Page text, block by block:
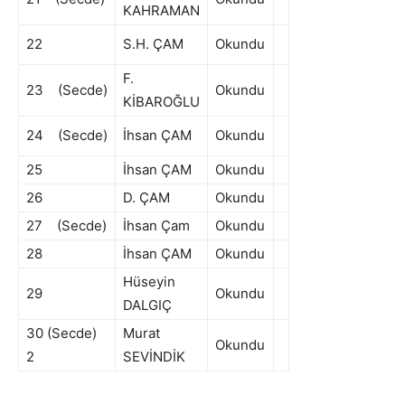
KAHRAMAN
22 S.H. ÇAM Okundu
23 (Secde)
F.
KİBAROĞLU
Okundu
24 (Secde) İhsan ÇAM
Okundu
25
İhsan ÇAM
Okundu
26
D. ÇAM
Okundu
27 (Secde)
İhsan Çam
Okundu
28
İhsan ÇAM Okundu
29
Hüseyin
DALGIÇ
Okundu
30 (Secde)
2
Murat
SEVİNDİK
Okundu